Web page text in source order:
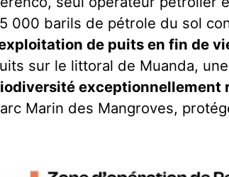
000 barils de pétrole du sol
de puits en fin de
sur le littoral de Muanda,
exceptionnellement
Marin des Mangroves,